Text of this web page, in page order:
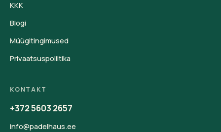
KKK
Blogi
Müügitingimused
Privaatsuspoliitika
KONTAKT
+372 5603 2657
info@padelhaus.ee